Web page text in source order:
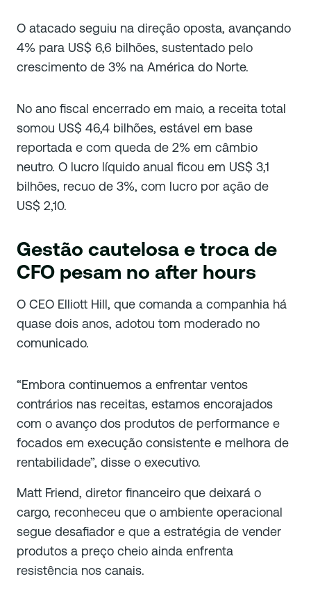
O atacado seguiu na direção oposta, avançando
4% para US$ 6,6 bilhões, sustentado pelo
crescimento de 3% na América do Norte.
No ano fiscal encerrado em maio, a receita total
somou US$ 46,4 bilhões, estável em base
reportada e com queda de 2% em câmbio
neutro. O lucro líquido anual ficou em US$ 3,1
bilhões, recuo de 3%, com lucro por ação de
US$ 2,10.
Gestão cautelosa e troca de
CFO pesam no after hours
O CEO Elliott Hill, que comanda a companhia há
quase dois anos, adotou tom moderado no
comunicado.
“Embora continuemos a enfrentar ventos
contrários nas receitas, estamos encorajados
com o avanço dos produtos de performance e
focados em execução consistente e melhora de
rentabilidade”, disse o executivo.
Matt Friend, diretor financeiro que deixará o
cargo, reconheceu que o ambiente operacional
segue desafiador e que a estratégia de vender
produtos a preço cheio ainda enfrenta
resistência nos canais.